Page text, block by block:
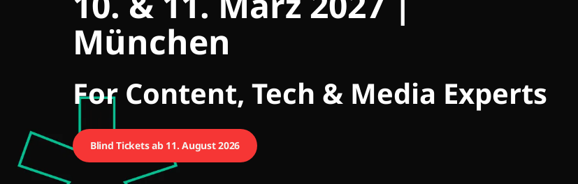
CMCX
München
For Content, Tech & Media Experts
Blind Tickets ab 11. August 2026